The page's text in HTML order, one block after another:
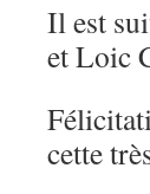
Il est
et Loic
cette